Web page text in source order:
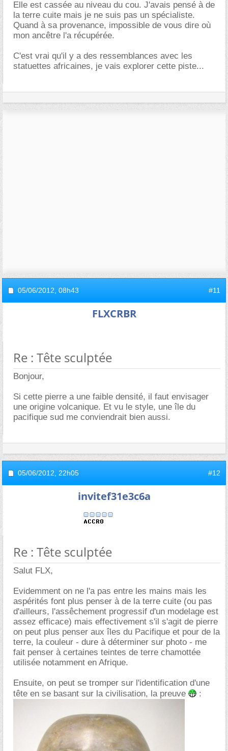
Elle est cassée au niveau du cou. J'avais pensé à de
la terre cuite mais je ne suis pas un spécialiste.
Quand à sa provenance, impossible de vous dire où
mon ancêtre l'a récupérée.
C'est vrai qu'il y a des ressemblances avec les
statuettes africaines, je vais explorer cette piste...
05/06/2012, 08h43 #11
FLXCRBR
Re : Tête sculptée
Bonjour,
Si cette pierre a une faible densité, il faut envisager
une origine volcanique. Et vu le style, une île du
pacifique sud me conviendrait bien aussi.
05/06/2012, 22h05 #12
invitef31e3c6a
Re : Tête sculptée
Salut FLX,
Evidemment on ne l'a pas entre les mains mais les
aspérités font plus penser à de la terre cuite (ou pas
d'ailleurs, l'assêchement progressif d'un modelage est
assez efficace) mais effectivement s'il s'agit de pierre
on peut plus penser aux îles du Pacifique et pour de la
terre, la couleur - dure à déterminer sur photo - me
fait penser à certaines teintes de terre chamottée
utilisée notamment en Afrique.
Ensuite, on peut se tromper sur l'identification d'une
tête en se basant sur la civilisation, la preuve
: